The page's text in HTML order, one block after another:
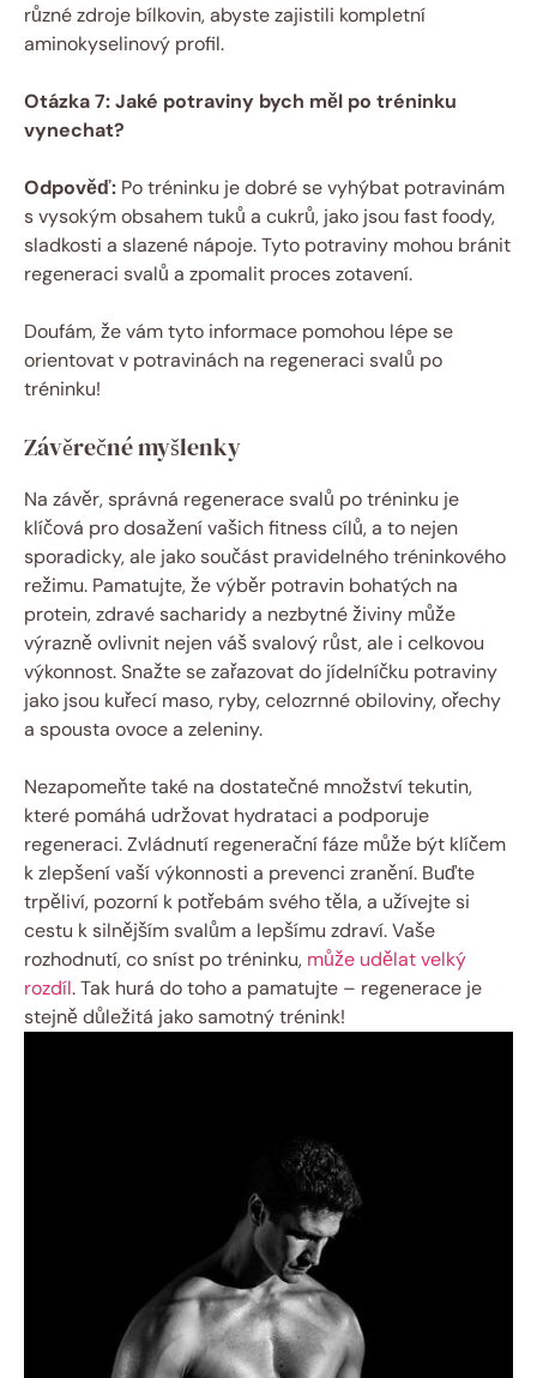
různé zdroje bílkovin, abyste zajistili kompletní
aminokyselinový profil.
Otázka 7: Jaké potraviny bych měl po tréninku
vynechat?
Odpověď: Po tréninku je dobré se vyhýbat potravinám
s vysokým obsahem tuků a cukrů, jako jsou fast foody,
sladkosti a slazené nápoje. Tyto potraviny mohou bránit
regeneraci svalů a zpomalit proces zotavení.
Doufám, že vám tyto informace pomohou lépe se
orientovat v potravinách na regeneraci svalů po
tréninku!
Závěrečné myšlenky
Na závěr, správná regenerace svalů po tréninku je
klíčová pro dosažení vašich fitness cílů, a to nejen
sporadicky, ale jako součást pravidelného tréninkového
režimu. Pamatujte, že výběr potravin bohatých na
protein, zdravé sacharidy a nezbytné živiny může
výrazně ovlivnit nejen váš svalový růst, ale i celkovou
výkonnost. Snažte se zařazovat do jídelníčku potraviny
jako jsou kuřecí maso, ryby, celozrnné obiloviny, ořechy
a spousta ovoce a zeleniny.
Nezapomeňte také na dostatečné množství tekutin,
které pomáhá udržovat hydrataci a podporuje
regeneraci. Zvládnutí regenerační fáze může být klíčem
k zlepšení vaší výkonnosti a prevenci zranění. Buďte
trpěliví, pozorní k potřebám svého těla, a užívejte si
cestu k silnějším svalům a lepšímu zdraví. Vaše
rozhodnutí, co sníst po tréninku, může udělat velký
rozdíl. Tak hurá do toho a pamatujte – regenerace je
stejně důležitá jako samotný trénink!